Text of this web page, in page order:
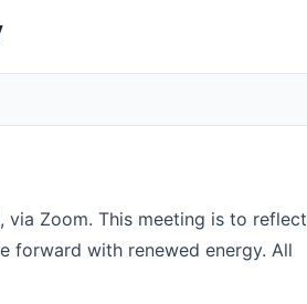
via Zoom. This meeting is to reflect
forward with renewed energy. All